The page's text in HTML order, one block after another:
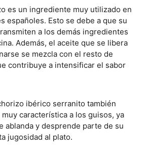
es un ingrediente muy utilizado en
españoles. Esto se debe a que su
a los demás ingredientes
Además, el aceite que se libera
se mezcla con el resto de
contribuye a intensificar el sabor
ibérico serranito también
característica a los guisos, ya
ablanda y desprende parte de su
jugosidad al plato.